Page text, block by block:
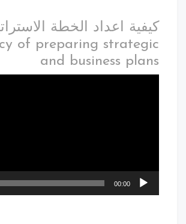
كيفية اعداد الخطة
of preparing strategic
and business plans
00:00